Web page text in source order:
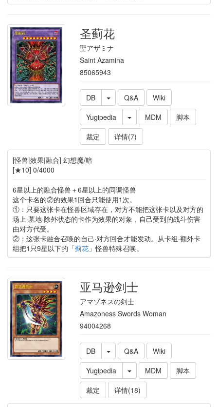
圣蓟花
聖アザミナ
Saint Azamina
85065943
DB Q&A
Wiki
Yugipedia
MDM
脚本
裁定
详情(7)
[怪兽|效果|融合] 幻想魔/暗
[★10] 0/4000
6星以上的融合怪兽＋6星以上的同调怪兽
这个卡名的②的效果1回合只能使用1次。
①：只要这张卡在怪兽区域存在，对方不能把这张卡以及对方的
场上·墓地·除外状态的卡作为效果的对象，自己受到的战斗伤害
由对方代受。
②：这张卡融合召唤的自己·对方回合才能发动。从卡组·额外卡
组把1只9星以下的「蓟花」怪兽特殊召唤。
亚马逊剑士
アマゾネスの剣士
Amazoness Swords Woman
94004268
DB Q&A
Wiki
Yugipedia
MDM
脚本
裁定
详情(18)